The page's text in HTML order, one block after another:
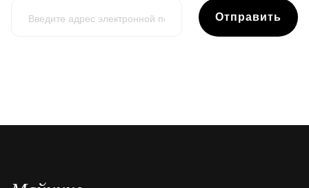
Отправить